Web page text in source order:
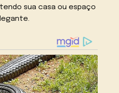
sua casa ou espaço